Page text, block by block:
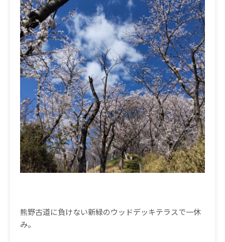
熊野古道に負けない新緑のウッドデッキテラスで一休
み。